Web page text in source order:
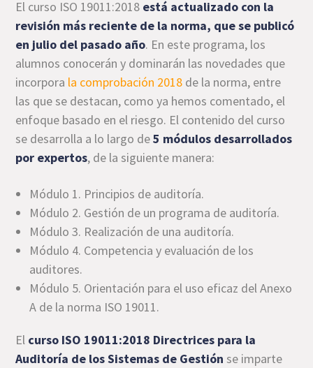
El curso ISO 19011:2018 está actualizado con la
revisión más reciente de la norma, que se publicó
en julio del pasado año. En este programa, los
alumnos conocerán y dominarán las novedades que
incorpora la comprobación 2018 de la norma, entre
las que se destacan, como ya hemos comentado, el
enfoque basado en el riesgo. El contenido del curso
se desarrolla a lo largo de5 módulos desarrollados
por expertos, de la siguiente manera:
Módulo 1. Principios de auditoría.
Módulo 2. Gestión de un programa de auditoría.
Módulo 3. Realización de una auditoría.
Módulo 4. Competencia y evaluación de los
auditores.
Módulo 5. Orientación para el uso eficaz del Anexo
A de la norma ISO 19011.
El curso ISO 19011:2018 Directrices para la
Auditoría de los Sistemas de Gestión se imparte